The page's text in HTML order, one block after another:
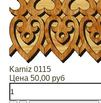
Karniz 0115
Цена 50,00 руб